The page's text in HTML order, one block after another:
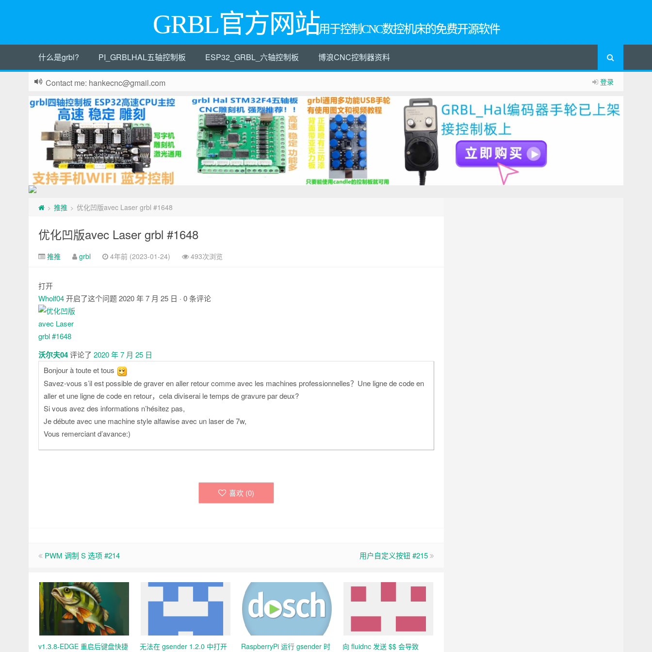
GRBL官方网站用于控制CNC数控机床的免费开源软件
什么是grbl? PI_GRBLHAL五轴控制板 ESP32_GRBL_六轴控制板 博浪CNC控制器资料
登录
Contact me: hankecnc@gmail.com
> 推推 > 优化凹版avec Laser grbl #1648
优化凹版avec Laser grbl #1648
推推 grbl 4年前 (2023-01-24) 493次浏览
打开
Wholf04开启了这个问题2020 年 7 月 25 日 · 0 条评论
注
释
沃尔夫04评论了 2020 年 7 月 25 日
Bonjour à toute et tous
Savez-vous s’il est possible de graver en aller retour comme avec les machines professionnelles？Une ligne de code en
aller et une ligne de code en retour，cela diviserai le temps de gravure par deux?
Si vous avez des informations n’hésitez pas,
Je débute avec une machine style alfawise avec un laser de 7w,
Vous remerciant d’avance:)
喜欢 (0)
PWM 调制 S 选项 #214 用户自定义按钮 #215
v1.3.8-EDGE 重启后键盘快捷 无法在 gsender 1.2.0 中打开 RaspberryPi 运行 gsender 时 向 fluidnc 发送 $$ 会导致